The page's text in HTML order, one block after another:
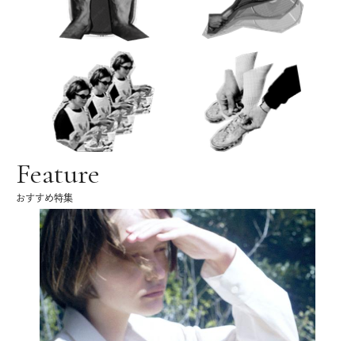
Feature
おすすめ特集